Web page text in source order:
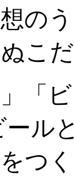
の
こ
」「
ール
をつ